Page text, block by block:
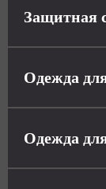
Защитная
Одежда
Одежда